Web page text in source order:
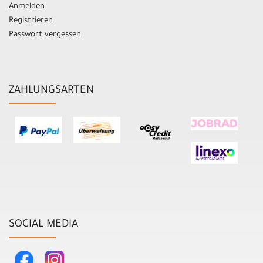
Anmelden
Registrieren
Passwort vergessen
ZAHLUNGSARTEN
SOCIAL MEDIA